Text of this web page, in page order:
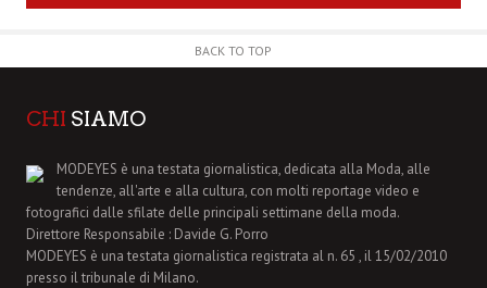
BACK TO TOP
CHI SIAMO
MODEYES è una testata giornalistica, dedicata alla Moda, alle
tendenze, all'arte e alla cultura, con molti reportage video e
fotografici dalle sfilate delle principali settimane della moda.
Direttore Responsabile : Davide G. Porro
MODEYES è una testata giornalistica registrata al n. 65 , il 15/02/2010
presso il tribunale di Milano.